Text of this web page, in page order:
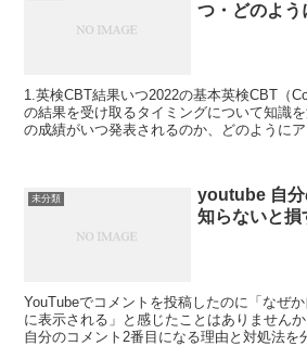
つ・どのよう
1.英検CBT結果いつ2022の基本英検CBT（
の結果を受け取るタイミングについて知識
の成績がいつ発表されるのか、どのように
未分類
youtube 自分
知らないと損
YouTubeでコメントを投稿したのに「なぜ
に表示される」と感じたことはありません
自分のコメント2番目になる理由と対処法を